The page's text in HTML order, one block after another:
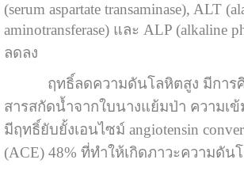
(serum aspartate transaminase), ALT
aminotransferase) และ ALP (alkaline
ลดลง
ฤทธิ์ลดความดันโลหิตสูง มีการศึ
สารสกัดน้ำจากใบนางแย้มป่า ความเ
มีฤทธิ์ยับยั้งเอนไซม์ angiotensin
(ACE) 48% ที่ทำให้เกิดภาวะความดัน